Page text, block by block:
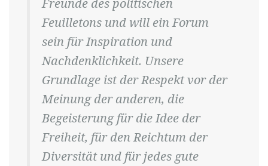
Freunde des politischen
Feuilletons und will ein Forum
sein für Inspiration und
Nachdenklichkeit. Unsere
Grundlage ist der Respekt vor der
Meinung der anderen, die
Begeisterung für die Idee der
Freiheit, für den Reichtum der
Diversität und für jedes gute